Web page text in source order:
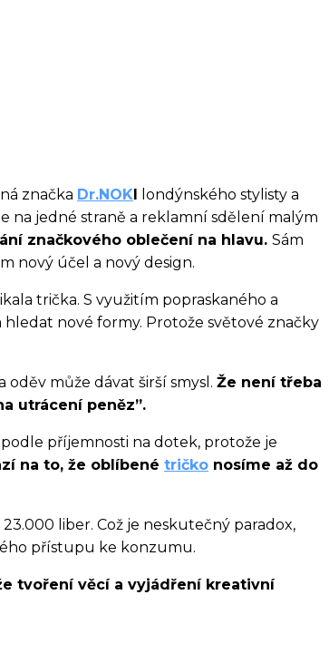
značka Dr.NOKI londýnského stylisty a
na jedné straně a reklamní sdělení malým
značkového oblečení na hlavu. Sám
nový účel a nový design.
trička. S využitím popraskaného a
nové formy. Protože světové značky
může dávat širší smysl. Že není třeba
utrácení peněz”.
příjemnosti na dotek, protože je
na to, že oblíbené tričko nosíme až do
liber. Což je neskutečný paradox,
přístupu ke konzumu.
tvoření věcí a vyjádření kreativní